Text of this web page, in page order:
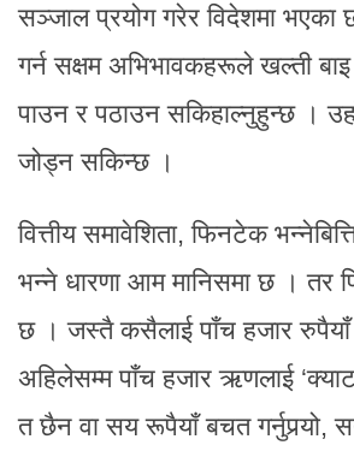
सञ्जाल प्रयोग गरेर विदेशमा भएका
गर्न सक्षम अभिभावकहरूले खल्ती
पाउन र पठाउन सकिहाल्नुहुन्छ ।
जोड्न सकिन्छ ।
वित्तीय समावेशिता, फिनटेक
भन्ने धारणा आम मानिसमा छ । तर
छ । जस्तै कसैलाई पाँच हजार रुपैयाँ
अहिलेसम्म पाँच हजार ऋणलाई
त छैन वा सय रूपैयाँ बचत गर्नुपर्‍यो,